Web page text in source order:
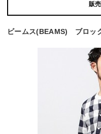
販
ビームス(BEAMS) ブロッ